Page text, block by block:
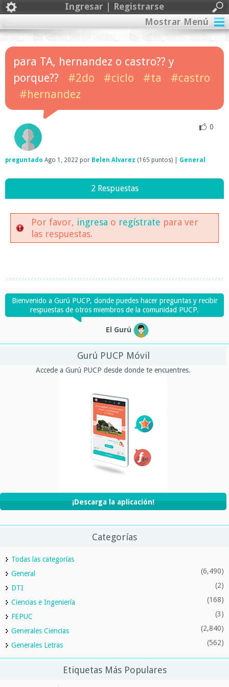
Ingresar | Registrarse
Mostrar Menú
para TA, hernandez o castro?? y
porque??
#2do #ciclo #ta
#castro
#hernandez
0
preguntado Ago 1, 2022 por Belen Alvarez (165 puntos) General
2 Respuestas
Por favor, ingresa o regístrate para ver
las respuestas.
Bienvenido a Gurú PUCP, donde puedes hacer preguntas y recibir
respuestas de otros miembros de la comunidad PUCP.
El Gurú
Gurú PUCP Móvil
Accede a Gurú PUCP desde donde te encuentres.
¡Descarga la aplicación!
Categorías
Todas las categorías
General
(6,490)
DTI (2)
Ciencias e Ingeniería (168)
FEPUC (3)
Generales Ciencias (2,840)
Generales Letras (562)
Etiquetas Más Populares